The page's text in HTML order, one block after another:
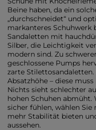
Beine haben, da ein
„durchschneidet“ und
markanteres Schuhwerk
Sandaletten mit
Silber, die Leichtigkeit
modern sind. Zu
geschlossene Pumps
zarte Stilettosandaletten.
Absatzhöhe – diese
Nichts sieht schlechter
hohen Schuhen abmüht.
sicher fühlen, wählen
mehr Stabilität bieten
aussehen.